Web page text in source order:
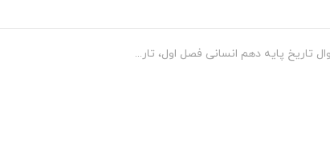
نمونه سوال تاریخ پایه دهم انسانی فصل اول، تاریخ شناسی: کاوش در گذشته با جواب